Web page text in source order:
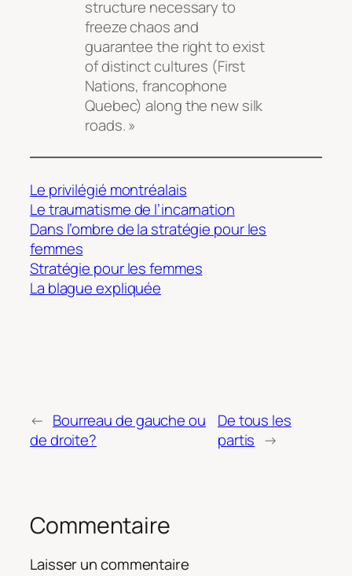
structure necessary to
freeze chaos and
guarantee the right to exist
of distinct cultures (First
Nations, francophone
Quebec) along the new silk
roads. »
Le privilégié montréalais
Le traumatisme de l’incarnation
Dans l’ombre de la stratégie pour les
femmes
Stratégie pour les femmes
La blague expliquée
← Bourreau de gauche ou
de droite?
De tous les
partis →
Commentaire
Laisser un commentaire